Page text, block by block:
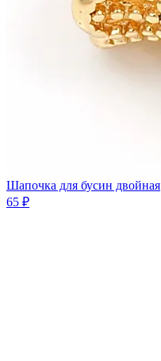
Шапочка для бусин двойная
65 ₽